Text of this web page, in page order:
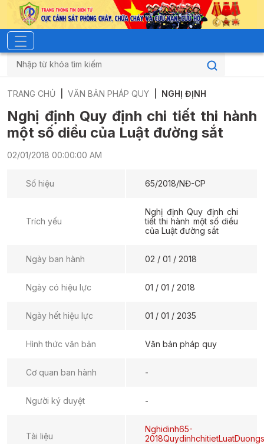
TRANG CHỦ VĂN BẢN PHÁP QUY NGHỊ ĐỊNH
Nghị định Quy định chi tiết thi hành
một số diều của Luật đường sắt
02/01/2018 00:00:00 AM
Số hiệu 65/2018/NĐ-CP
Trích yếu
Nghị định Quy định chi
tiết thi hành một số diều
của Luật đường sắt
Ngày ban hành 02 / 01 / 2018
Ngày có hiệu lực 01 / 01 / 2018
Ngày hết hiệu lực 01 / 01 / 2035
Hình thức văn bản Văn bản pháp quy
Cơ quan ban hành -
Người ký duyệt -
Tài liệu
Nghidinh65-